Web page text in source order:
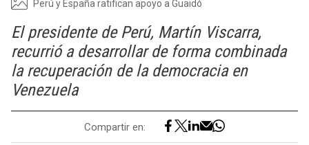
Perú y España ratifican apoyo a Guaidó
El presidente de Perú, Martín Viscarra,
recurrió a desarrollar de forma combinada
la recuperación de la democracia en
Venezuela
Compartir en: